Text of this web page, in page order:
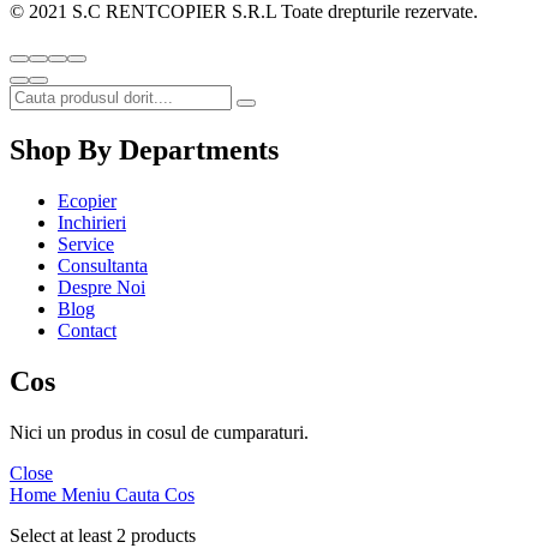
© 2021 S.C RENTCOPIER S.R.L Toate drepturile rezervate.
Shop By Departments
Ecopier
Inchirieri
Service
Consultanta
Despre Noi
Blog
Contact
Cos
Nici un produs in cosul de cumparaturi.
Close
Home Meniu Cauta Cos
Select at least 2 products